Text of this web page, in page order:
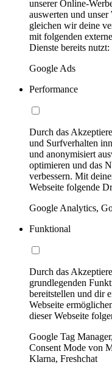
unserer Online-
auswerten und
gleichen wir deine
mit folgenden
Dienste bereits nutzt:
Google Ads
Performance
Durch das
und Surfverhalten
und anonymisiert
optimieren und das
verbessern. Mit
Webseite folgende
Google Analytics,
Funktional
Durch das
grundlegenden
bereitstellen und dir
Webseite
dieser Webseite
Google Tag
Consent Mode von
Klarna, Freshchat